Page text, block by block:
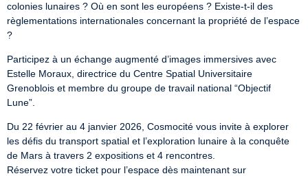
colonies lunaires ? Où en sont les européens ? Existe-t-il des
règlementations internationales concernant la propriété de l’espace
?
Participez à un échange augmenté d’images immersives avec
Estelle Moraux, directrice du Centre Spatial Universitaire
Grenoblois et membre du groupe de travail national “Objectif
Lune”.
Du 22 février au 4 janvier 2026, Cosmocité vous invite à explorer
les défis du transport spatial et l’exploration lunaire à la conquête
de Mars à travers 2 expositions et 4 rencontres.
Réservez votre ticket pour l’espace dès maintenant sur